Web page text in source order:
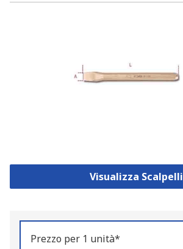
Visualizza Scalpelli
Prezzo per 1 unità*